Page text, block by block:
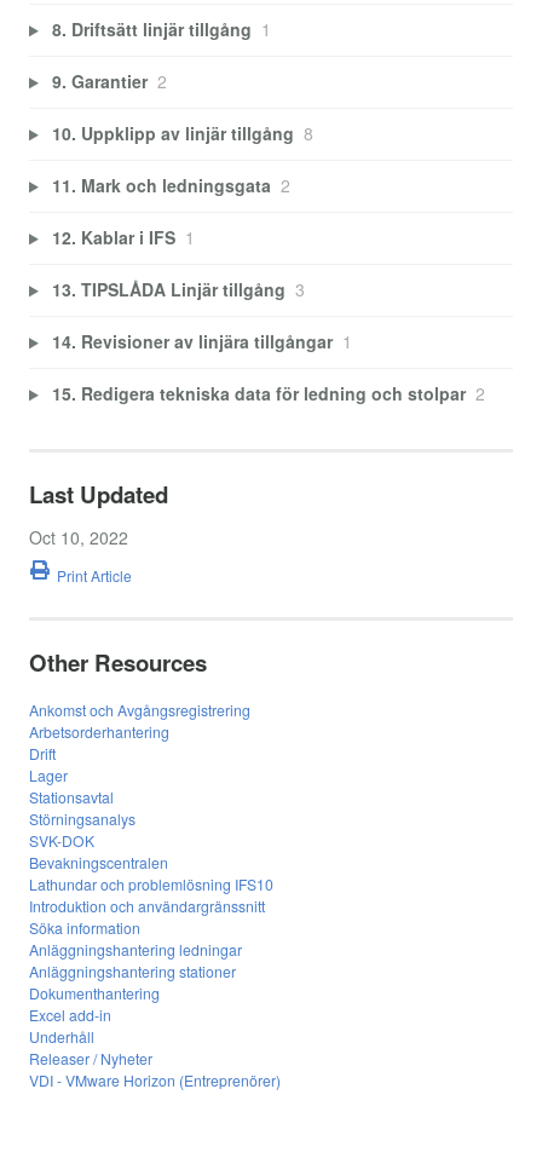
8. Driftsätt linjär tillgång 1
9. Garantier 2
10. Uppklipp av linjär tillgång 8
11. Mark och ledningsgata 2
12. Kablar i IFS 1
13. TIPSLÅDA Linjär tillgång 3
14. Revisioner av linjära tillgångar 1
15. Redigera tekniska data för ledning och stolpar 2
Last Updated
Oct 10, 2022
Print Article
Other Resources
Ankomst och Avgångsregistrering
Arbetsorderhantering
Drift
Lager
Stationsavtal
Störningsanalys
SVK-DOK
Bevakningscentralen
Lathundar och problemlösning IFS10
Introduktion och användargränssnitt
Söka information
Anläggningshantering ledningar
Anläggningshantering stationer
Dokumenthantering
Excel add-in
Underhåll
Releaser / Nyheter
VDI - VMware Horizon (Entreprenörer)